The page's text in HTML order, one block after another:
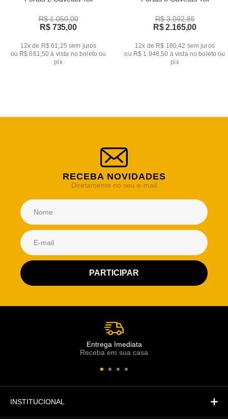
R$ 1.050,00
R$ 735,00
12x de R$ 61,25 sem juros
ou R$ 661,50 à vista no boleto ou
pix
R$ 3.092,85
R$ 2.165,00
12x de R$ 180,42 sem juros
ou R$ 1.948,50 à vista no boleto ou
pix
RECEBA NOVIDADES
Diretamente no seu e-mail
Entrega Imediata
Receba em sua casa
INSTITUCIONAL
Atendimento Rei de Casa